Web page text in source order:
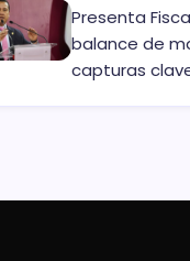
Presenta
balance de
capturas